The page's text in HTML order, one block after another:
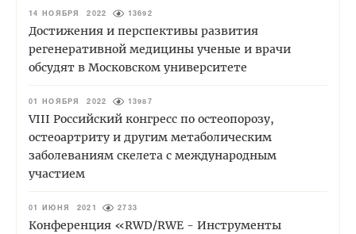
14 НОЯБРЯ 2022 13692
Достижения и перспективы развития
регенеративной медицины ученые и врачи
обсудят в Московском университете
01 НОЯБРЯ 2022 13987
VIII Российский конгресс по остеопорозу,
остеоартриту и другим метаболическим
заболеваниям скелета с международным
участием
01 ИЮНЯ 2021 2733
Конференция «RWD/RWE - Инструменты